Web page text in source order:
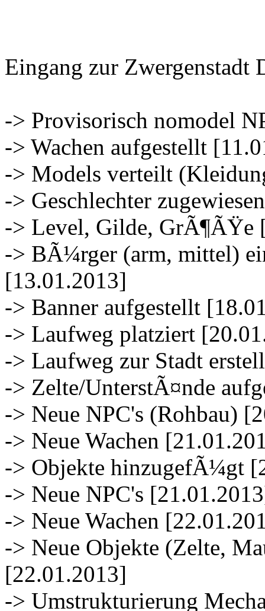
Eingang zur Zwergenstadt
-> Provisorisch nomodel
-> Wachen aufgestellt
-> Models verteilt
-> Geschlechter
-> Level, Gilde, GrÃ¶ÃŸe
-> BÃ¼rger (arm, mittel)
[13.01.2013]
-> Banner aufgestellt
-> Laufweg platziert
-> Laufweg zur Stadt
-> Zelte/UnterstÃ¤nde
-> Neue NPC's (Rohbau)
-> Neue Wachen
-> Objekte hinzugefÃ¼gt
-> Neue NPC's
-> Neue Wachen
-> Neue Objekte (Zelte,
[22.01.2013]
-> Umstrukturierung